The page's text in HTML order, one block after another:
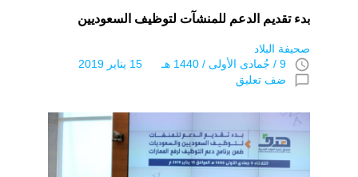
بدء تقديم الدعم للمنشآت لتوظيف السعوديين
صحيفة البلاد
access_time 9 / جُمادى اﻷولى / 1440 هـ 15 يناير 2019
chat_bubble_outline ضف تعليق